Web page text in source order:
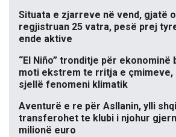
Situata e zjarreve në vend, gjatë
regjistruan 25 vatra, pesë prej
ende aktive
“El Niño” tronditje për ekonominë
moti ekstrem te rritja e
sjellë fenomeni klimatik
Aventurë e re për Asllanin, ylli
transferohet te klubi i njohur
milionë euro